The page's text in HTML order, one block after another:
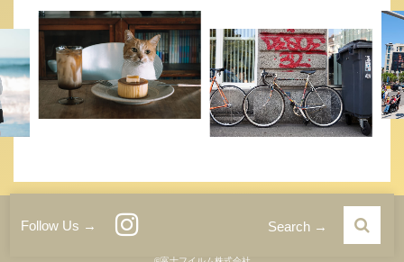
Follow Us → Search →
運営者情報 サイトご利用条件 プライバシーポリシー